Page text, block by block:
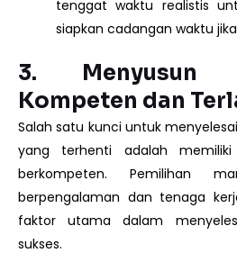
tenggat waktu realistis
siapkan cadangan waktu
3.
Kompeten dan
Salah satu kunci untuk
yang terhenti adalah
berkompeten. Pemilihan
berpengalaman dan tenaga
faktor utama dalam
sukses.